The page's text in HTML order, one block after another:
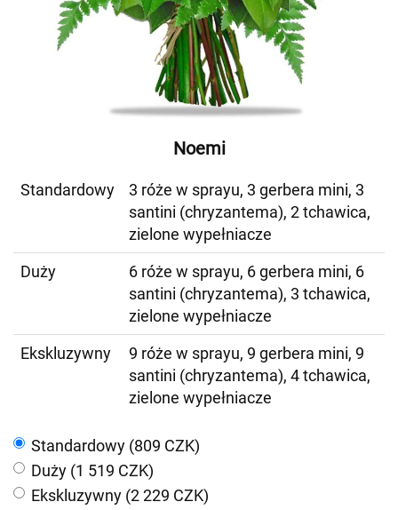
Noemi
Standardowy
3 róże w sprayu, 3 gerbera mini, 3
santini (chryzantema), 2 tchawica,
zielone wypełniacze
Duży
6 róże w sprayu, 6 gerbera mini, 6
santini (chryzantema), 3 tchawica,
zielone wypełniacze
Ekskluzywny
9 róże w sprayu, 9 gerbera mini, 9
santini (chryzantema), 4 tchawica,
zielone wypełniacze
Standardowy (809 CZK)
Duży (1 519 CZK)
Ekskluzywny (2 229 CZK)